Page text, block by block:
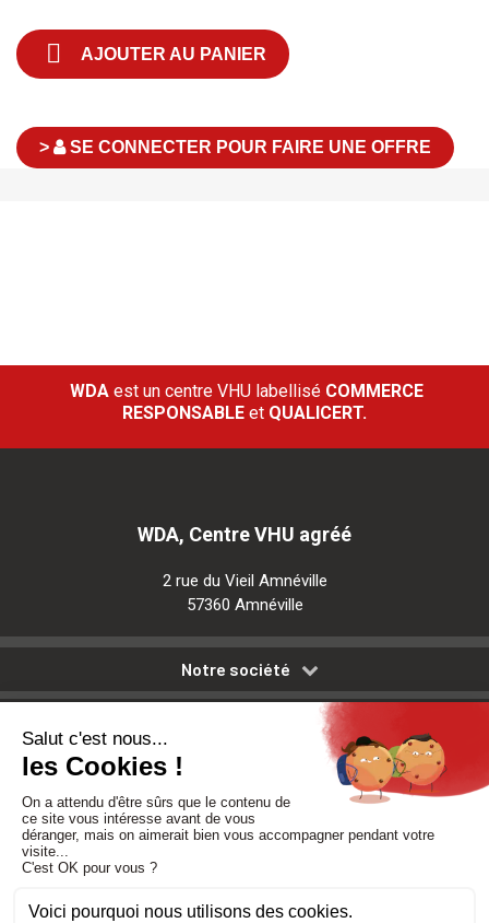
 AJOUTER AU PANIER
> SE CONNECTER POUR FAIRE UNE OFFRE
WDA est un centre VHU labellisé COMMERCE
RESPONSABLE et QUALICERT.
WDA, Centre VHU agréé
2 rue du Vieil Amnéville
57360 Amnéville
Notre société